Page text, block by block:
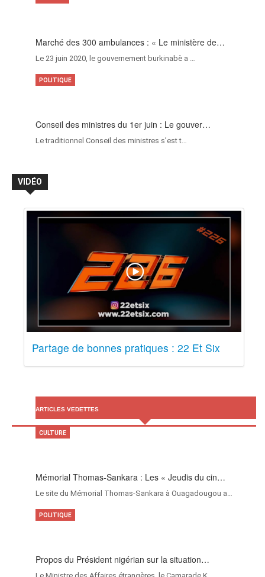
Marché des 300 ambulances : « Le ministère de…
Le 23 juin 2020, le gouvernement burkinabè a …
Conseil des ministres du 1er juin : Le gouver…
Le traditionnel Conseil des ministres s’est t…
POLITIQUE
VIDÉO
Partage de bonnes pratiques : 22 Et Six
ARTICLES VEDETTES
Mémorial Thomas-Sankara : Les « Jeudis du cin…
Le site du Mémorial Thomas-Sankara à Ouagadougou a…
CULTURE
Propos du Président nigérian sur la situation…
POLITIQUE